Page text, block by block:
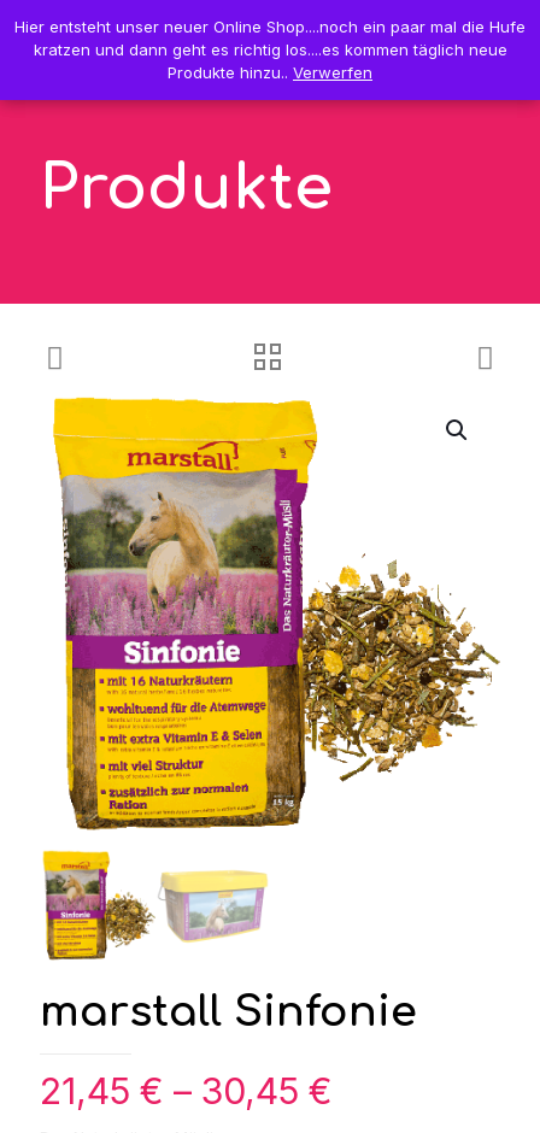
0 0,00 €
Produkte
marstall Sinfonie
21,45 € – 30,45 €
Hier entsteht unser neuer Online Shop....noch ein paar mal die Hufe
kratzen und dann geht es richtig los....es kommen täglich neue
Produkte hinzu.. Verwerfen
Hier entsteht unser neuer Online Shop....noch ein paar mal die Hufe
kratzen und dann geht es richtig los....es kommen täglich neue
Produkte hinzu.. Verwerfen